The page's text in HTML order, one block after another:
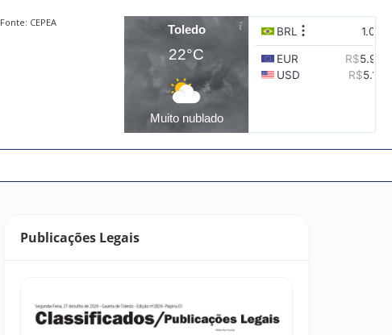
Fonte: CEPEA
Toledo
22°C
Muito nublado
Publicações Legais